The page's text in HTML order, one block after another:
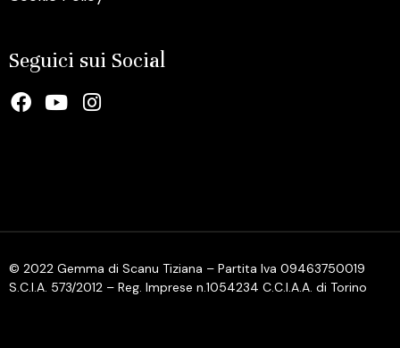
Seguici sui Social
© 2022 Gemma di Scanu Tiziana – Partita Iva 09463750019
S.C.I.A. 573/2012 – Reg. Imprese n.1054234 C.C.I.A.A. di Torino